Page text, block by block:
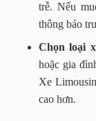
trễ. Nếu
thông báo
Chọn loại
hoặc gia
Xe
cao hơn.